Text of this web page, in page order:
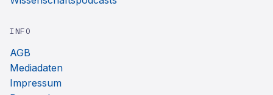
INFO
AGB
Mediadaten
Impressum